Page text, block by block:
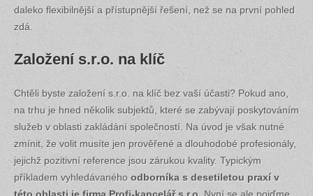
daleko flexibilnější a přístupnější řešení, než se na první pohled
zdá.
Založení s.r.o. na klíč
Chtěli byste založení s.r.o. na klíč bez vaší účasti? Pokud ano,
na trhu je hned několik subjektů, které se zabývají poskytováním
služeb v oblasti zakládání společností. Na úvod je však nutné
zmínit, že volit musíte jen prověřené a dlouhodobé profesionály,
jejichž pozitivní reference jsou zárukou kvality. Typickým
příkladem vyhledávaného odborníka s desetiletou praxí v